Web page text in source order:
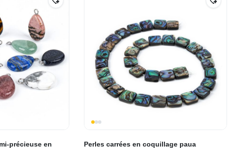
précieuse en
Perles carrées en coquillage paua